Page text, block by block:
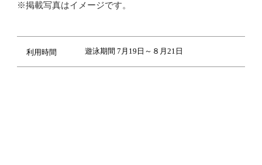
※掲載写真はイメージです。
利用時間 遊泳期間 7月19日～８月21日